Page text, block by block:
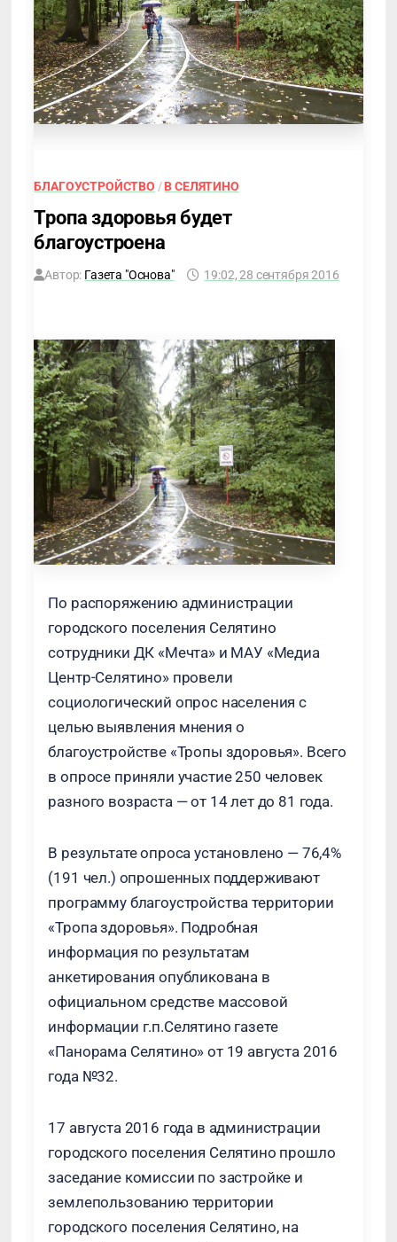
БЛАГОУСТРОЙСТВО /В СЕЛЯТИНО
Тропа здоровья будет
благоустроена
Автор: Газета "Основа" 19:02, 28 сентября 2016
По распоряжению администрации
городского поселения Селятино
сотрудники ДК «Мечта» и МАУ «Медиа
Центр-Селятино» провели
социологический опрос населения с
целью выявления мнения о
благоустройстве «Тропы здоровья». Всего
в опросе приняли участие 250 человек
разного возраста — от 14 лет до 81 года.
В результате опроса установлено — 76,4%
(191 чел.) опрошенных поддерживают
программу благоустройства территории
«Тропа здоровья». Подробная
информация по результатам
анкетирования опубликована в
официальном средстве массовой
информации г.п.Селятино газете
«Панорама Селятино» от 19 августа 2016
года №32.
17 августа 2016 года в администрации
городского поселения Селятино прошло
заседание комиссии по застройке и
землепользованию территории
городского поселения Селятино, на